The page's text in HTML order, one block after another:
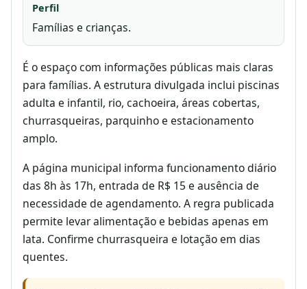
Perfil
Famílias e crianças.
É o espaço com informações públicas mais claras
para famílias. A estrutura divulgada inclui piscinas
adulta e infantil, rio, cachoeira, áreas cobertas,
churrasqueiras, parquinho e estacionamento
amplo.
A página municipal informa funcionamento diário
das 8h às 17h, entrada de R$ 15 e ausência de
necessidade de agendamento. A regra publicada
permite levar alimentação e bebidas apenas em
lata. Confirme churrasqueira e lotação em dias
quentes.